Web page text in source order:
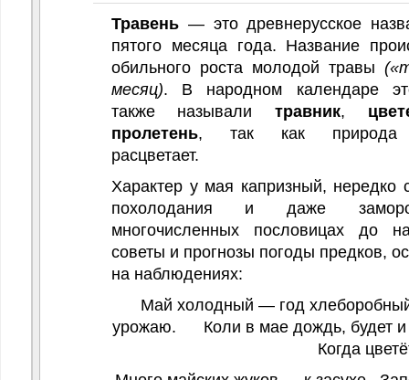
Травень — это древнерусское
пятого месяца года. Название
обильного роста молодой травы
месяц). В народном календаре
также называли травник,
пролетень, так как природа
расцветает.
Характер у мая капризный, нередко
похолодания и даже
многочисленных пословицах до
советы и прогнозы погоды предков,
на наблюдениях:
Май холодный — год
урожаю. Коли в
Когда цветёт